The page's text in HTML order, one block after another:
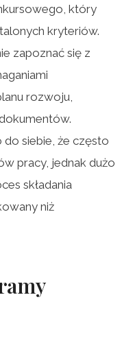
który
kryteriów.
zapoznać się z
rozwoju,
do siebie, że często
pracy, jednak dużo
składania
niż